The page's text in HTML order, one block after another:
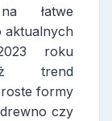
łatwe
aktualnych
roku
trend
formy
czy